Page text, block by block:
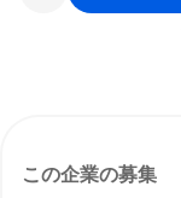
この企業の募集